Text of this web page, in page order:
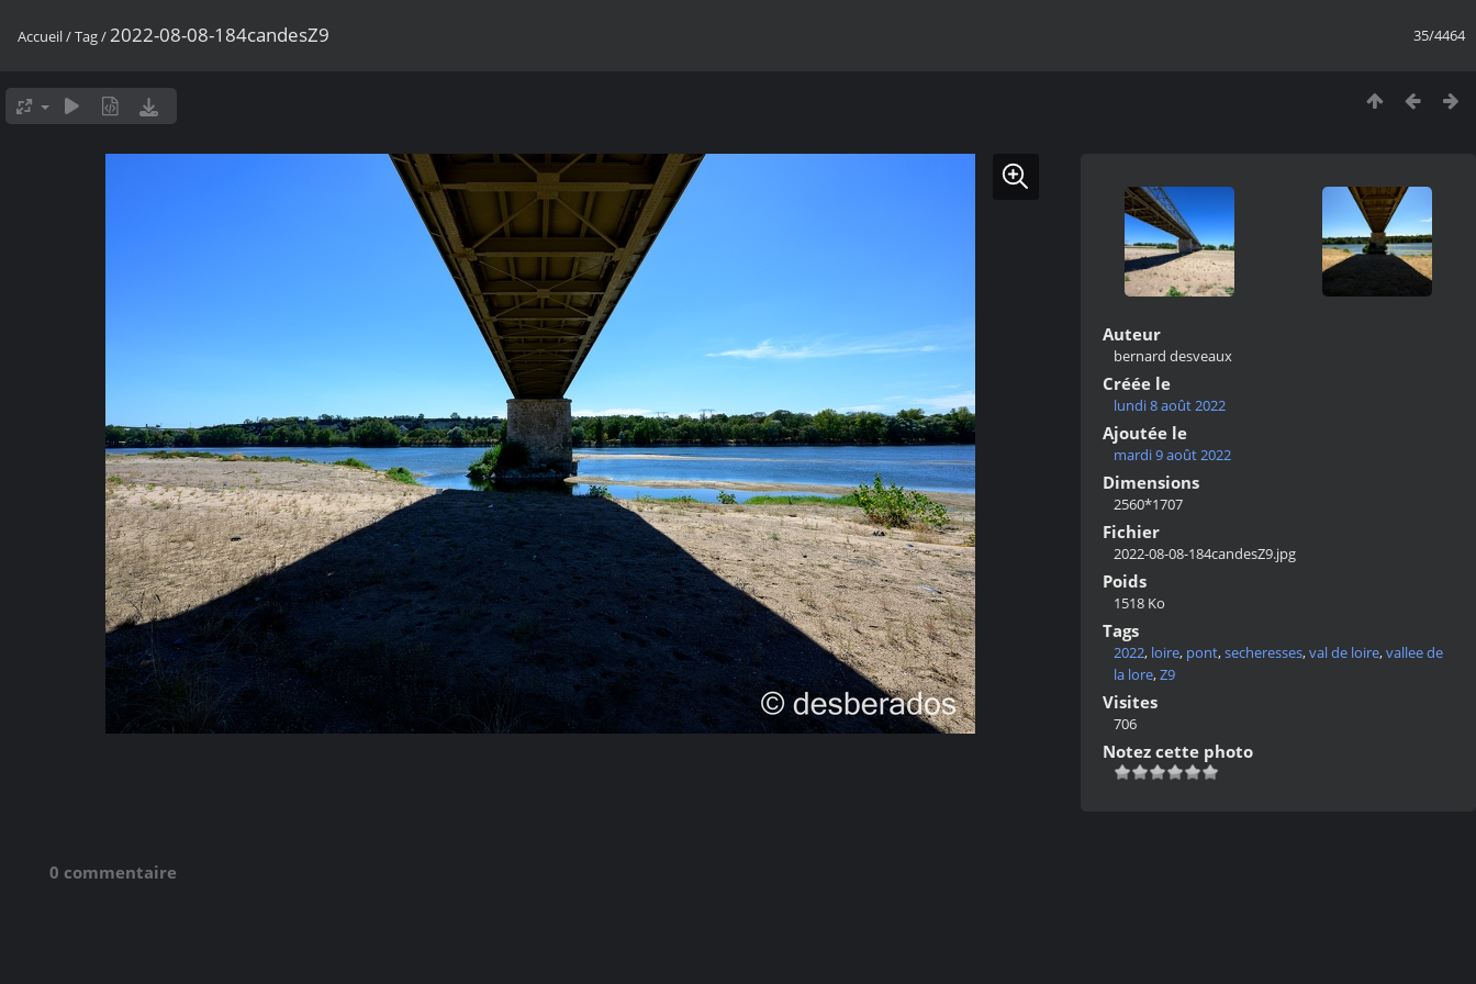
35/4464
Accueil/Tag/2022-08-08-184candesZ9
Auteur
bernard desveaux
Créée le
lundi 8 août 2022
Ajoutée le
mardi 9 août 2022
Dimensions
2560*1707
Fichier
2022-08-08-184candesZ9.jpg
Poids
1518 Ko
Tags
2022, loire, pont,secheresses,val de loire,vallee de
la lore,Z9
Visites
706
Notez cette photo
0 commentaire